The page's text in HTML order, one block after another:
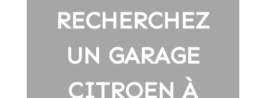
RECHERCHEZ
UN GARAGE
CITROEN À